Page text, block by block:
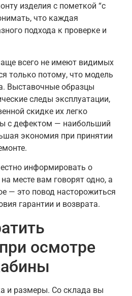
изделия с пометкой “с
что каждая
подхода к проверке и
всего не имеют видимых
только потому, что модель
Выставочные образцы
следы эксплуатации,
скидке их легко
с дефектом — наибольший
экономия при принятии
информировать о
месте вам говорят одно, а
— это повод насторожиться
гарантии и возврата.
осмотре
и размеры. Со склада вы